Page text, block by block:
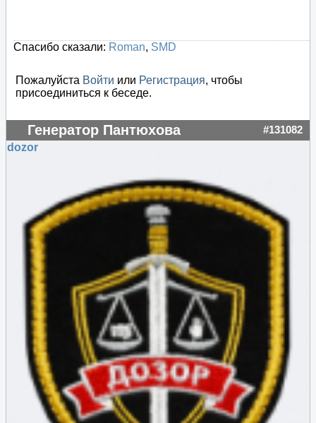
Спасибо сказали: Roman, SMD
Пожалуйста Войти или Регистрация, чтобы
присоединиться к беседе.
Генератор Пантюхова #131082
dozor